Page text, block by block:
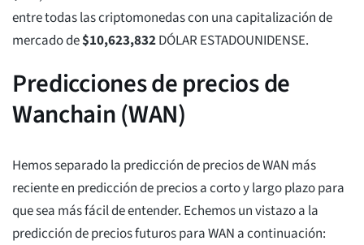
entre todas las criptomonedas con una capitalización de
mercado de$10,623,832DÓLAR ESTADOUNIDENSE.
Predicciones de precios de
Wanchain (WAN)
Hemos separado la predicción de precios de WAN más
reciente en predicción de precios a corto y largo plazo para
que sea más fácil de entender. Echemos un vistazo a la
predicción de precios futuros para WAN a continuación: